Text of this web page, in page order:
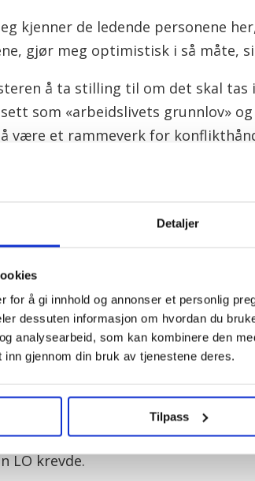
Detaljer
for å gi innhold og annonser et personlig
dessuten informasjon om hvordan du
analysearbeid, som kan kombinere den
gjennom din bruk av tjenestene deres.
Tilpass
kjenner de ledende personene
gjør meg optimistisk i så måte,
å ta stilling til om det skal
som «arbeidslivets grunnlov»
være et rammeverk for
nær og god dialog og kontakt.
et konfliktfritt terreng, påpeker
på arbeidstakersiden – Unio, YS
I et brev til arbeidsminister
til nye samtaler.
mulig kalle inn partene og
en epost til NTB.
ha gjort et siste
som ville fredet
LO krevde.